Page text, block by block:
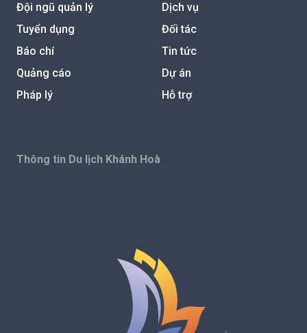
Đội ngũ quản lý
Tuyển dụng
Báo chí
Quảng cáo
Pháp lý
Dịch vụ
Đối tác
Tin tức
Dự án
Hỗ trợ
Thông tin Du lịch Khánh Hoà